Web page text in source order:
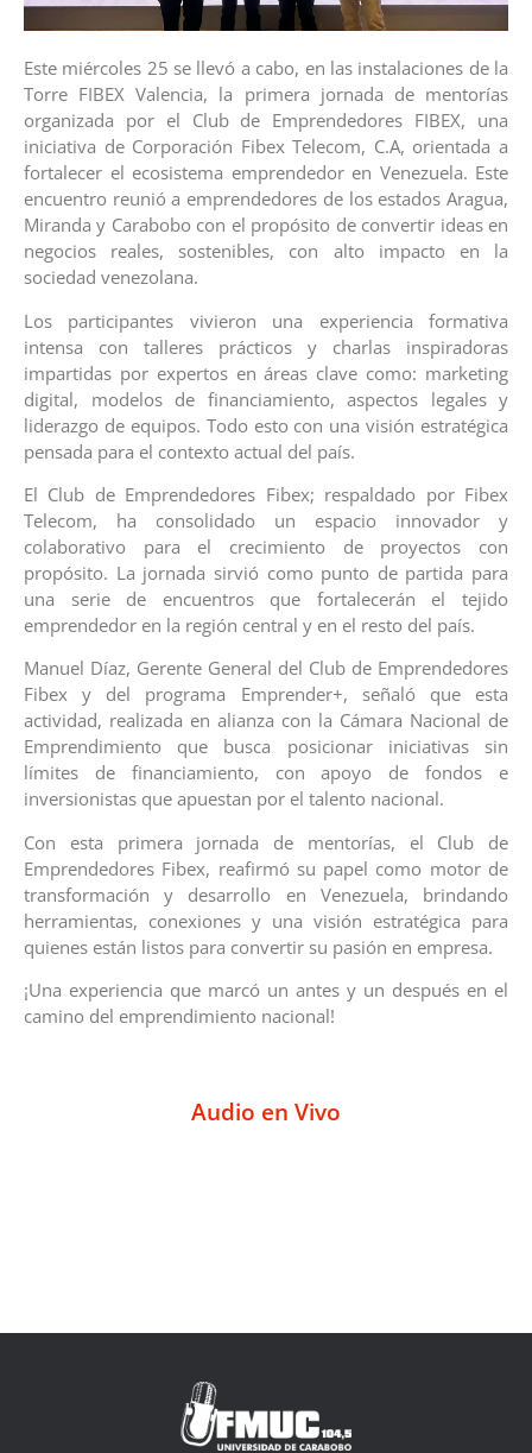
Este miércoles 25 se llevó a cabo, en las instalaciones de la
Torre FIBEX Valencia, la primera jornada de mentorías
organizada por el Club de Emprendedores FIBEX, una
iniciativa de Corporación Fibex Telecom, C.A, orientada a
fortalecer el ecosistema emprendedor en Venezuela. Este
encuentro reunió a emprendedores de los estados Aragua,
Miranda y Carabobo con el propósito de convertir ideas en
negocios reales, sostenibles, con alto impacto en la
sociedad venezolana.
Los participantes vivieron una experiencia formativa
intensa con talleres prácticos y charlas inspiradoras
impartidas por expertos en áreas clave como: marketing
digital, modelos de financiamiento, aspectos legales y
liderazgo de equipos. Todo esto con una visión estratégica
pensada para el contexto actual del país.
El Club de Emprendedores Fibex; respaldado por Fibex
Telecom, ha consolidado un espacio innovador y
colaborativo para el crecimiento de proyectos con
propósito. La jornada sirvió como punto de partida para
una serie de encuentros que fortalecerán el tejido
emprendedor en la región central y en el resto del país.
Manuel Díaz, Gerente General del Club de Emprendedores
Fibex y del programa Emprender+, señaló que esta
actividad, realizada en alianza con la Cámara Nacional de
Emprendimiento que busca posicionar iniciativas sin
límites de financiamiento, con apoyo de fondos e
inversionistas que apuestan por el talento nacional.
Con esta primera jornada de mentorías, el Club de
Emprendedores Fibex, reafirmó su papel como motor de
transformación y desarrollo en Venezuela, brindando
herramientas, conexiones y una visión estratégica para
quienes están listos para convertir su pasión en empresa.
¡Una experiencia que marcó un antes y un después en el
camino del emprendimiento nacional!
Audio en Vivo